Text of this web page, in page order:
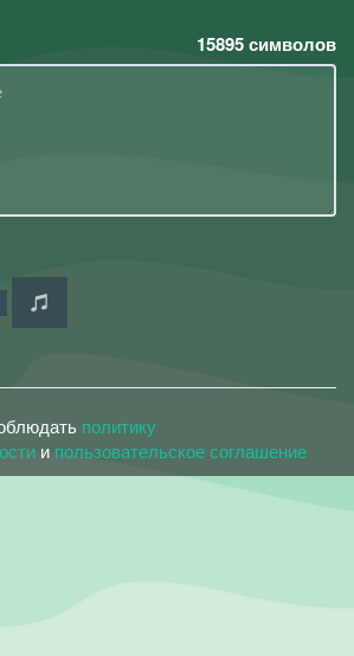
15895символов
политику
и пользовательское соглашение